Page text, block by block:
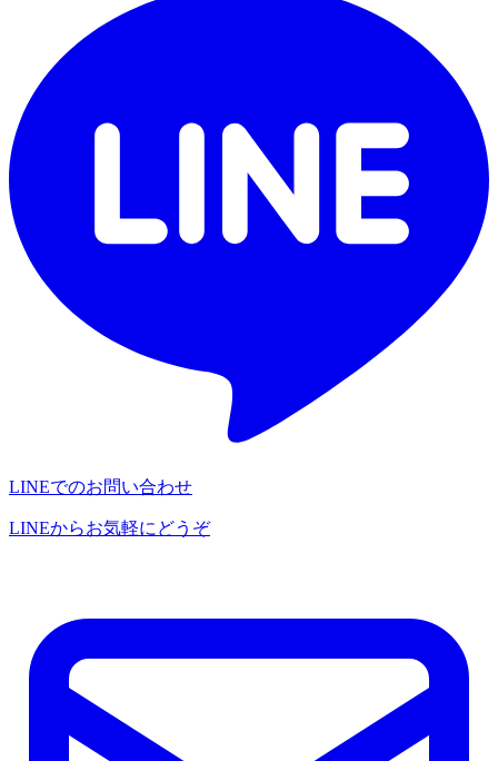
LINEでのお問い合わせ
LINEからお気軽にどうぞ